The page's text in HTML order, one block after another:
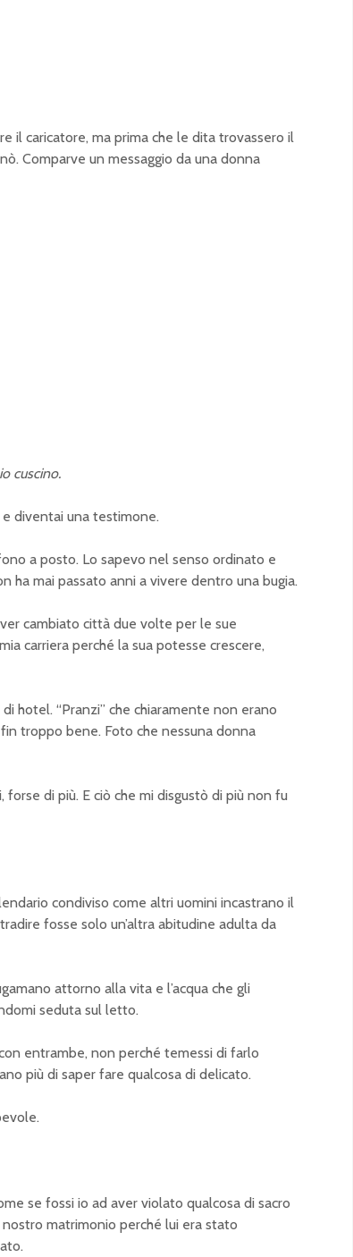
il caricatore, ma prima che le dita trovassero il
Comparve un messaggio da una donna
cuscino.
diventai una testimone.
a posto. Lo sapevo nel senso ordinato e
ha mai passato anni a vivere dentro una bugia.
cambiato città due volte per le sue
carriera perché la sua potesse crescere,
hotel. “Pranzi” che chiaramente non erano
troppo bene. Foto che nessuna donna
di più. E ciò che mi disgustò di più non fu
condiviso come altri uomini incastrano il
fosse solo un’altra abitudine adulta da
attorno alla vita e l’acqua che gli
seduta sul letto.
entrambe, non perché temessi di farlo
più di saper fare qualcosa di delicato.
se fossi io ad aver violato qualcosa di sacro
matrimonio perché lui era stato